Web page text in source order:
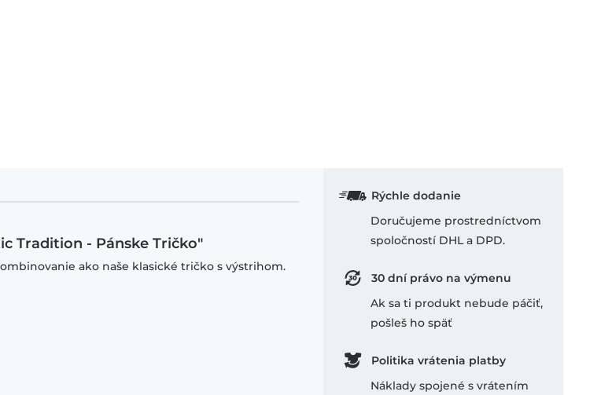
Tradition - Unisex Mikiny s kapucňou
Tradition - Pánske Tričko"
ako naše klasické tričko s výstrihom.
Rýchle dodanie
Doručujeme prostredníctvom
spoločností DHL a DPD.
30 dní právo na výmenu
Ak sa ti produkt nebude páčiť,
pošleš ho späť
Politika vrátenia platby
Náklady spojené s vrátením